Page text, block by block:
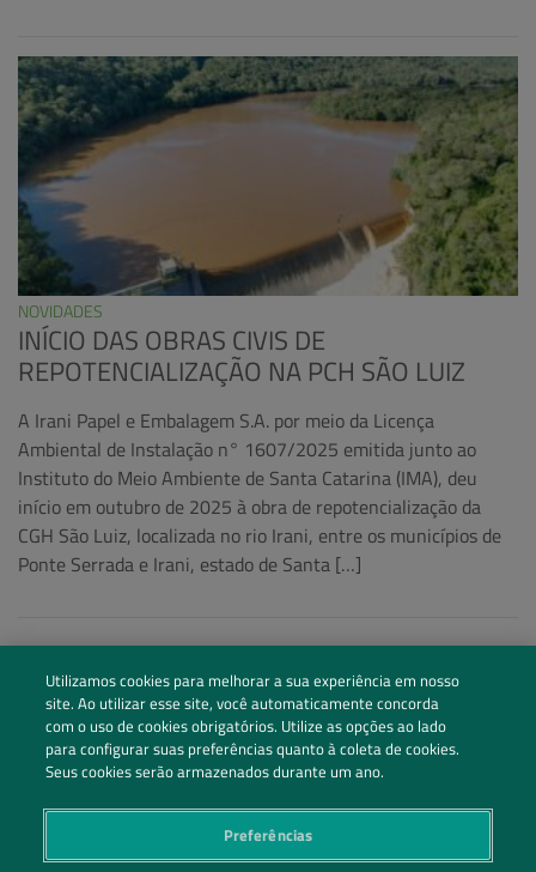
NOVIDADES
INÍCIO DAS OBRAS CIVIS DE
REPOTENCIALIZAÇÃO NA PCH SÃO LUIZ
A Irani Papel e Embalagem S.A. por meio da Licença
Ambiental de Instalação n° 1607/2025 emitida junto ao
Instituto do Meio Ambiente de Santa Catarina (IMA), deu
início em outubro de 2025 à obra de repotencialização da
CGH São Luiz, localizada no rio Irani, entre os municípios de
Ponte Serrada e Irani, estado de Santa […]
Utilizamos cookies para melhorar a sua experiência em nosso
site. Ao utilizar esse site, você automaticamente concorda
com o uso de cookies obrigatórios. Utilize as opções ao lado
para configurar suas preferências quanto à coleta de cookies.
Seus cookies serão armazenados durante um ano.
Preferências